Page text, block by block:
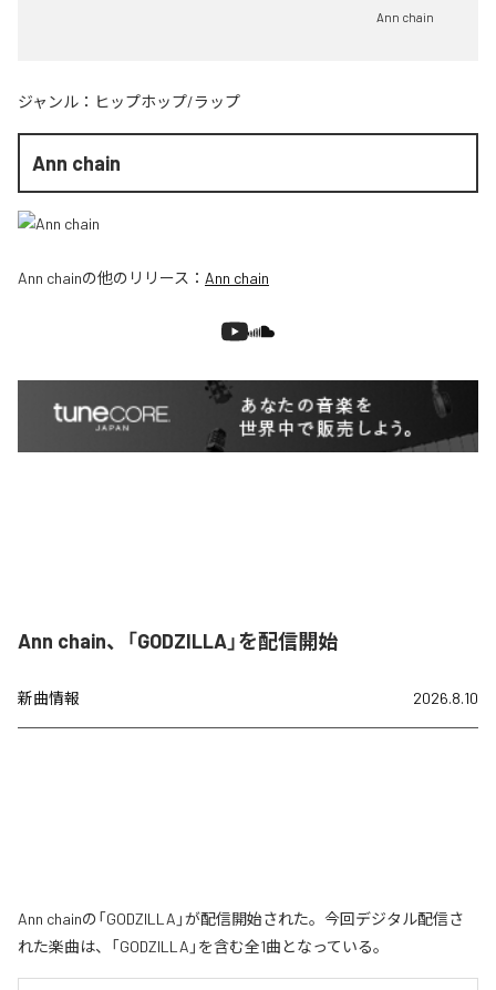
Ann chain
ジャンル： ヒップホップ/ラップ
Ann chain
Ann chainの他のリリース： Ann chain
Ann chain、「GODZILLA」を配信開始
新曲情報 2026.8.10
Ann chainの「GODZILLA」が配信開始された。今回デジタル配信さ
れた楽曲は、「GODZILLA」を含む全1曲となっている。